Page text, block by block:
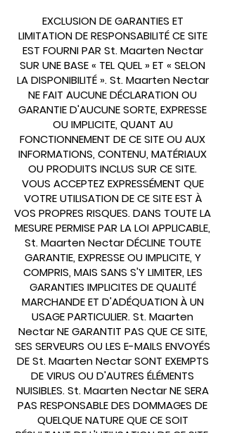
EXCLUSION DE GARANTIES ET
LIMITATION DE RESPONSABILITÉ CE SITE
EST FOURNI PAR St. Maarten Nectar
SUR UNE BASE « TEL QUEL » ET « SELON
LA DISPONIBILITÉ ». St. Maarten Nectar
NE FAIT AUCUNE DÉCLARATION OU
GARANTIE D'AUCUNE SORTE, EXPRESSE
OU IMPLICITE, QUANT AU
FONCTIONNEMENT DE CE SITE OU AUX
INFORMATIONS, CONTENU, MATÉRIAUX
OU PRODUITS INCLUS SUR CE SITE.
VOUS ACCEPTEZ EXPRESSÉMENT QUE
VOTRE UTILISATION DE CE SITE EST À
VOS PROPRES RISQUES. DANS TOUTE LA
MESURE PERMISE PAR LA LOI APPLICABLE,
St. Maarten Nectar DÉCLINE TOUTE
GARANTIE, EXPRESSE OU IMPLICITE, Y
COMPRIS, MAIS SANS S'Y LIMITER, LES
GARANTIES IMPLICITES DE QUALITÉ
MARCHANDE ET D'ADÉQUATION À UN
USAGE PARTICULIER. St. Maarten
Nectar NE GARANTIT PAS QUE CE SITE,
SES SERVEURS OU LES E-MAILS ENVOYÉS
DE St. Maarten Nectar SONT EXEMPTS
DE VIRUS OU D'AUTRES ÉLÉMENTS
NUISIBLES. St. Maarten Nectar NE SERA
PAS RESPONSABLE DES DOMMAGES DE
QUELQUE NATURE QUE CE SOIT